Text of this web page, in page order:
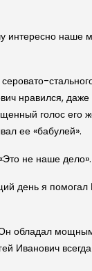
нравился,
голос
ее «бабулей».
не наше дело».
день я
обладал
Иванович